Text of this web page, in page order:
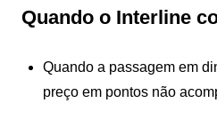
Quando o Interline
Quando a passagem em
preço em pontos não